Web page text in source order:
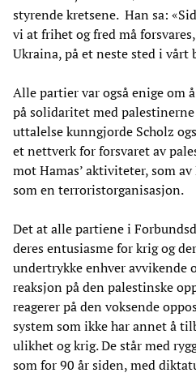
styrende kretsene. Han sa:
vi at frihet og fred må
Ukraina, på et neste sted i vårt
Alle partier var også enige om
på solidaritet med
uttalelse kunngjorde Scholz
et nettverk for forsvaret av
mot Hamas’ aktiviteter, som
som en terroristorganisasjon.
Det at alle partiene i
deres entusiasme for krig og
undertrykke enhver avvikende
reaksjon på den palestinske
reagerer på den voksende
system som ikke har annet å
ulikhet og krig. De står med
som for 90 år siden, med